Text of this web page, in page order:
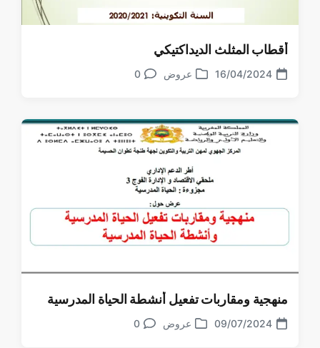
أقطاب المثلث الديداكتيكي
16/04/2024 عروض 0
منهجية ومقاربات تفعيل أنشطة الحياة المدرسية
تاريخ09/07/2024 نشرعروض 0